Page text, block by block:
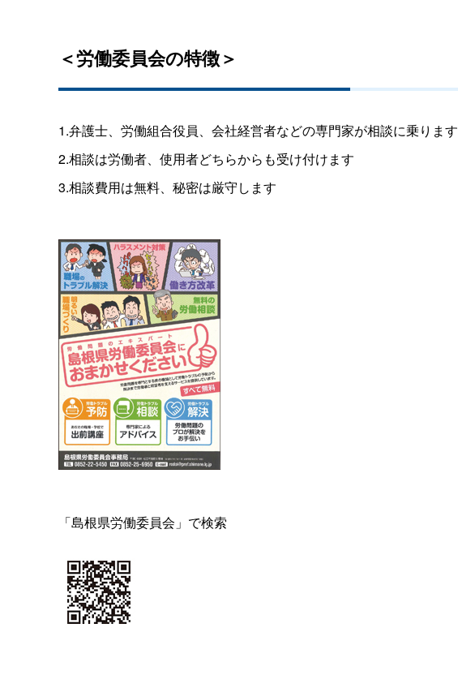
＜労働委員会の特徴＞
1.弁護士、労働組合役員、会社経営者などの専門家が相談に乗ります
2.相談は労働者、使用者どちらからも受け付けます
3.相談費用は無料、秘密は厳守します
「島根県労働委員会」で検索